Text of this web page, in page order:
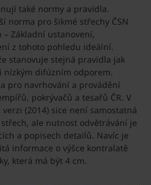
také normy a pravidla.
norma pro šikmé střechy ČSN
Základní ustanovení,
z tohoto pohledu ideální.
stanovuje stejná pravidla jak
nízkým difúzním odporem.
pro navrhování a provádění
pokrývačů a tesařů ČR. V
(2014) sice není samostatná
ale nutnost odvětrávání je
a popisech detailů. Navíc je
informace o výšce kontralatě
která má být 4 cm.